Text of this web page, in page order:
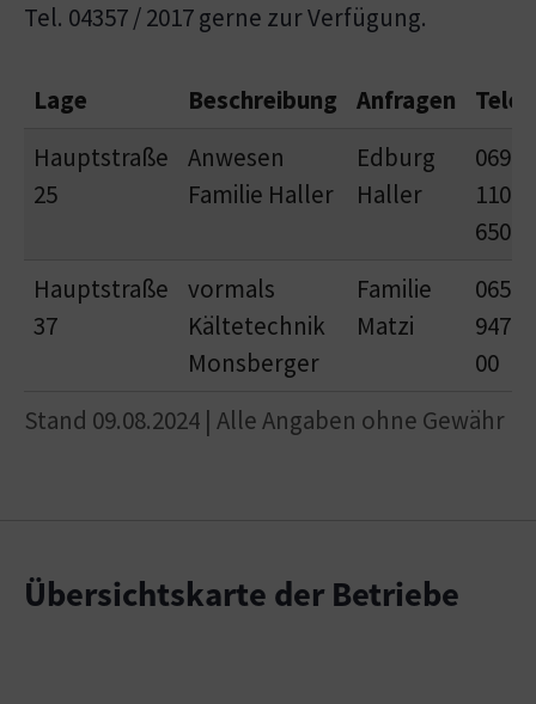
Tel. 04357 / 2017 gerne zur Verfügung.
Stand 09.08.2024 | Alle Angaben ohne Gewähr
Lage Beschreibung Anfragen
Hauptstraße
25
Anwesen
Familie Haller
Edburg
Haller
0699 /
110
650
Hauptstraße
37
vormals
Kältetechnik
Monsberger
Familie
Matzi
0650 /
947
00
Übersichtskarte der Betriebe